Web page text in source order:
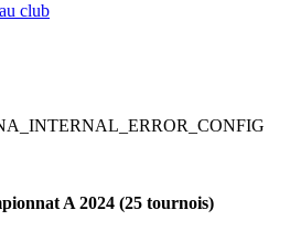
club
A 2024 (25 tournois)